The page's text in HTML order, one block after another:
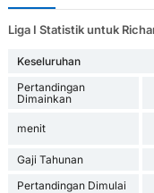
Liga I Statistik untuk
Keseluruhan
Pertandingan
Dimainkan
menit
Gaji Tahunan
Pertandingan Dimulai